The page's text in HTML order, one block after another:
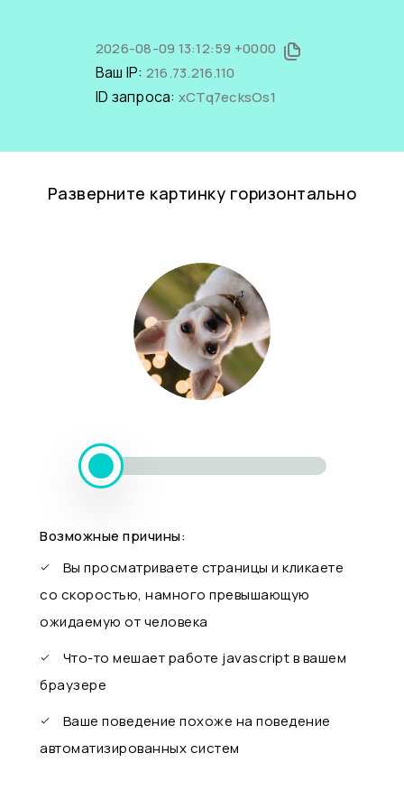
2026-08-09 13:12:59 +0000
Ваш IP: 216.73.216.110
ID запроса: xCTq7ecksOs1
Разверните картинку горизонтально
Возможные причины:
Вы просматриваете страницы и кликаете
со скоростью, намного превышающую
ожидаемую от человека
Что-то мешает работе javascript в вашем
браузере
Ваше поведение похоже на поведение
автоматизированных систем